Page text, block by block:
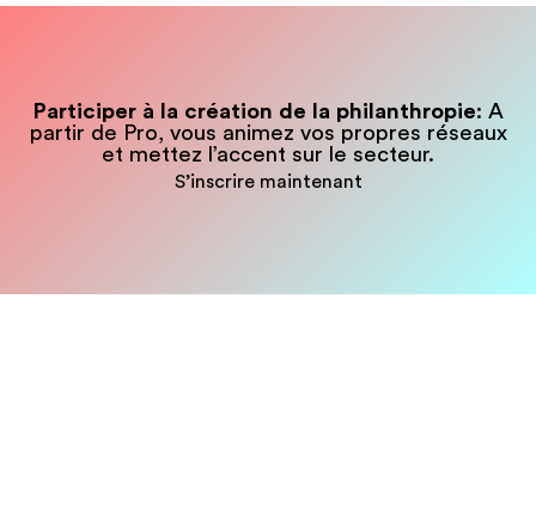
Participer à la création de la philanthropie: A
partir de Pro, vous animez vos propres réseaux
et mettez l’accent sur le secteur.
S’inscrire maintenant